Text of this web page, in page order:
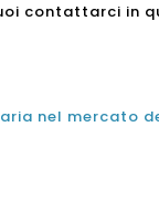
contattarci in